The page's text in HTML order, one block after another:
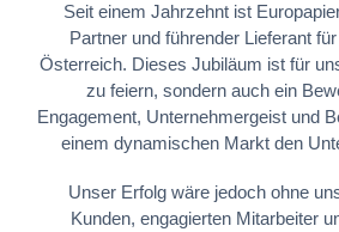
Seit einem Jahrzehnt ist
Partner und führender Lieferant
Österreich. Dieses Jubiläum ist für
zu feiern, sondern auch ein
Engagement, Unternehmergeist und
einem dynamischen Markt den
Unser Erfolg wäre jedoch ohne
Kunden, engagierten Mitarbeiter